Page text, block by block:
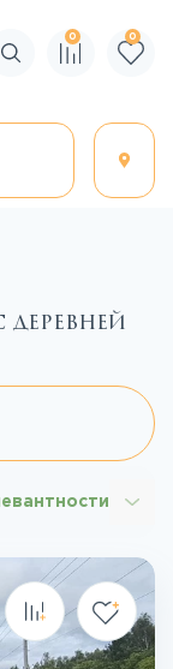
Поиск по сайту
0 0